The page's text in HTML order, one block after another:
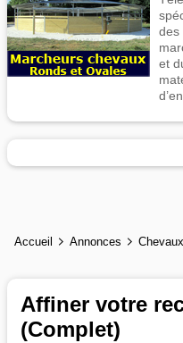
des
et
Accueil Annonces Chevaux
Affiner votre
(Complet)